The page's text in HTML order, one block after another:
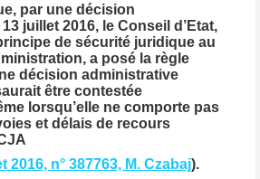
par une décision
juillet 2016, le Conseil d’Etat,
de sécurité juridique au
a posé la règle
décision administrative
être contestée
lorsqu’elle ne comporte pas
et délais de recours
2016, n° 387763, M. Czabaj).